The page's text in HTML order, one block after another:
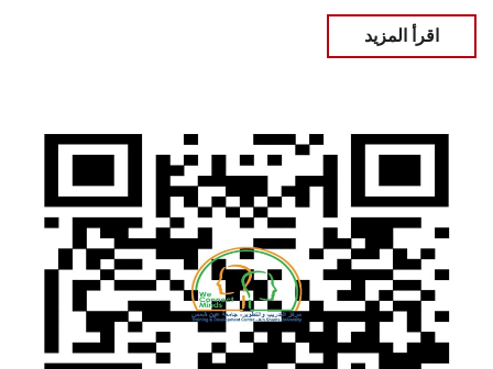
اقرأ المزيد